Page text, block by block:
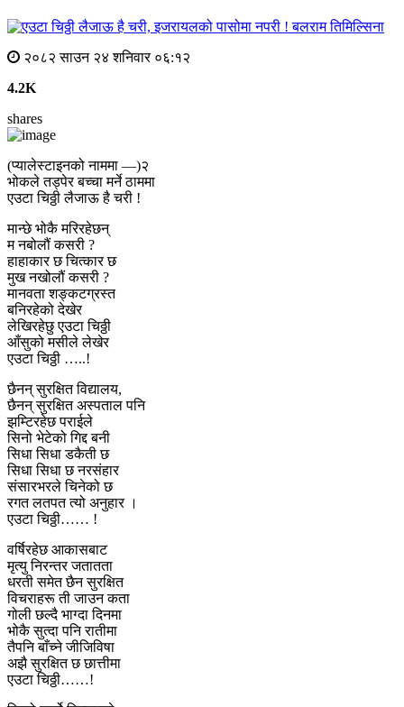
बलराम तिमिल्सिना
२०८२ साउन २४ शनिवार ०६:१२
4.2K
shares
(प्यालेस्टाइनको नाममा ––)२
भोकले तड्पेर बच्चा मर्ने ठाममा
एउटा चिठ्ठी लैजाऊ है चरी !
मान्छे भोकै मरिरहेछन्
म नबोलौं कसरी ?
हाहाकार छ चित्कार छ
मुख नखोलौं कसरी ?
मानवता शङ्कटग्रस्त
बनिरहेको देखेर
लेखिरहेछु एउटा चिठ्ठी
आँसुको मसीले लेखेर
एउटा चिठ्ठी …..!
छैनन् सुरक्षित विद्यालय,
छैनन् सुरक्षित अस्पताल पनि
झम्टिरहेछ पराईले
सिनो भेटेको गिद्द बनी
सिधा सिधा डकैती छ
सिधा सिधा छ नरसंहार
संसारभरले चिनेको छ
रगत लतपत त्यो अनुहार ।
एउटा चिठ्ठी…… !
वर्षिरहेछ आकासबाट
मृत्यु निरन्तर जतातता
धरती समेत छैन सुरक्षित
विचराहरू ती जाउन कता
गोली छल्दै भाग्दा दिनमा
भोकै सुत्दा पनि रातीमा
तैपनि बाँच्ने जीजिविषा
अझै सुरक्षित छ छात्तीमा
एउटा चिठ्ठी……!